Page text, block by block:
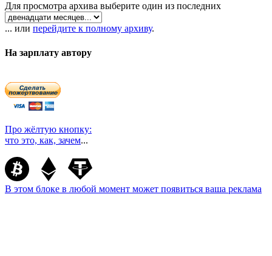
Для просмотра архива выберите один из последних
... или перейдите к полному архиву.
На зарплату автору
Про жёлтую кнопку:
что это, как, зачем...
В этом блоке в любой момент может появиться ваша реклама